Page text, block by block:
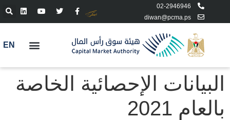
02-2946946
diwan@pcma.ps
EN
البيانات الإحصائية الخاصة
بالعام 2021